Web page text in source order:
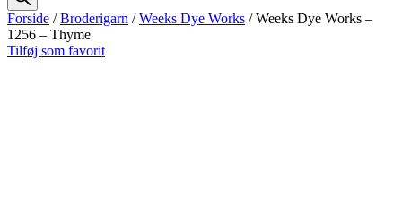
Forside /Broderigarn /Weeks Dye Works / Weeks Dye Works –
1256 – Thyme
Tilføj som favorit